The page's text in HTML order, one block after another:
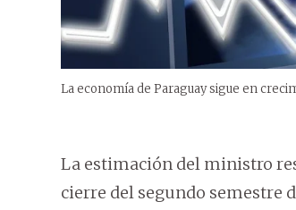
La economía de Paraguay sigue en
La estimación del ministro
cierre del segundo semestre